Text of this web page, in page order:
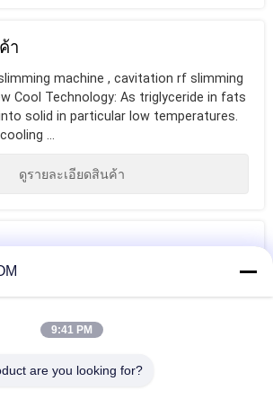
า
machine , cavitation rf slimming
Cool Technology: As triglyceride in fats
solid in particular low temperatures.
...
ดูรายละเอียดสินค้า
skin scrubber
machine
cavitation
9:41 PM
are you looking for?